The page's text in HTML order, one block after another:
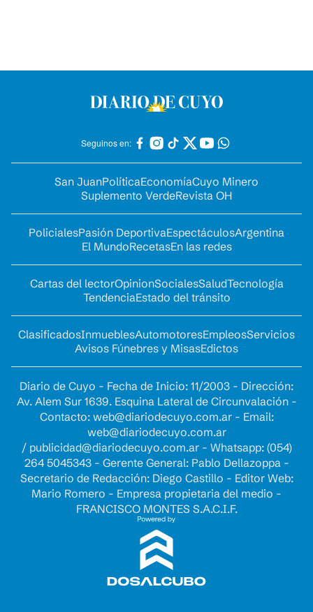
Seguinos en:
San JuanPolíticaEconomíaCuyo Minero
Suplemento VerdeRevista OH
PolicialesPasión DeportivaEspectáculosArgentina
El MundoRecetasEn las redes
Cartas del lectorOpinionSocialesSaludTecnología
TendenciaEstado del tránsito
ClasificadosInmueblesAutomotoresEmpleosServicios
Avisos Fúnebres y MisasEdictos
Diario de Cuyo - Fecha de Inicio: 11/2003 - Dirección:
Av. Alem Sur 1639. Esquina Lateral de Circunvalación -
Contacto: web@diariodecuyo.com.ar- Email:
web@diariodecuyo.com.ar
/ publicidad@diariodecuyo.com.ar- Whatsapp: (054)
264 5045343 - Gerente General: Pablo Dellazoppa -
Secretario de Redacción: Diego Castillo - Editor Web:
Mario Romero - Empresa propietaria del medio -
FRANCISCO MONTES S.A.C.I.F.